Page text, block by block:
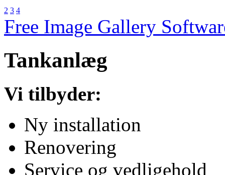
2 3 4
Free Image Gallery
Tankanlæg
Vi tilbyder:
Ny installation
Renovering
Service og vedligehold